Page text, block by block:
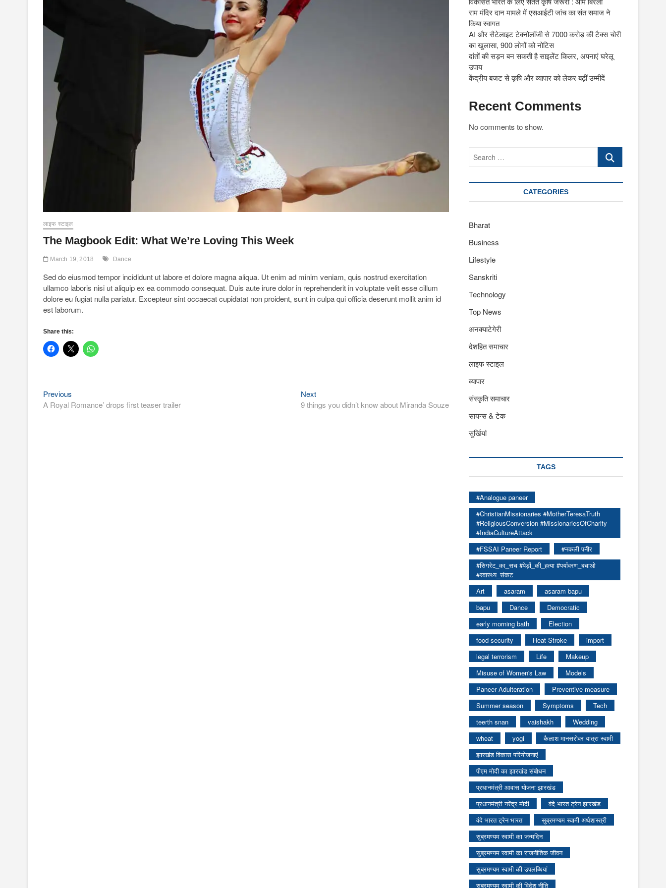
लाइफ स्टाइल
The Magbook Edit: What We’re Loving This Week
March 19, 2018 Dance
Sed do eiusmod tempor incididunt ut labore et dolore magna aliqua. Ut enim ad minim veniam, quis nostrud exercitation
ullamco laboris nisi ut aliquip ex ea commodo consequat. Duis aute irure dolor in reprehenderit in voluptate velit esse cillum
dolore eu fugiat nulla pariatur. Excepteur sint occaecat cupidatat non proident, sunt in culpa qui officia deserunt mollit anim id
est laborum.
Share this:
Post
navigation
Previous
post:
A Royal Romance’ drops first teaser trailer
NextNext
post:
9 things you didn’t know about Miranda Souze
राम मंदिर दान मामले में एसआईटी जांच का संत समाज ने
किया स्वागत
AI और सैटेलाइट टेक्नोलॉजी से 7000 करोड़ की टैक्स चोरी
का खुलासा, 900 लोगों को नोटिस
दांतों की सड़न बन सकती है साइलेंट किलर, अपनाएं घरेलू
उपाय
केंद्रीय बजट से कृषि और व्यापार को लेकर बढ़ीं उम्मीदें
Recent Comments
No comments to show.
Search
CATEGORIES
Bharat
Business
Lifestyle
Sanskriti
Technology
Top News
अनक्याटेगेरी
देशहित समाचार
लाइफ स्टाइल
व्यापार
संस्कृति समाचार
सायन्स & टेक
सुर्खियां
TAGS
#Analogue paneer
#ChristianMissionaries #MotherTeresaTruth
#ReligiousConversion #MissionariesOfCharity
#IndiaCultureAttack
#FSSAI Paneer Report
#नकली पनीर
#सिगरेट_का_सच #पेड़ों_की_हत्या #पर्यावरण_बचाओ
#स्वास्थ्य_संकट
Art
asaram
asaram bapu
bapu
Dance
Democratic
early morning bath
Election
food security
Heat Stroke
import
legal terrorism
Life
Makeup
Misuse of Women's Law
Models
Paneer Adulteration
Preventive measure
Summer season
Symptoms
Tech
teerth snan
vaishakh
Wedding
wheat
yogi
कैलाश मानसरोवर यात्रा स्वामी
झारखंड विकास परियोजनाएं
पीएम मोदी का झारखंड संबोधन
प्रधानमंत्री आवास योजना झारखंड
प्रधानमंत्री नरेंद्र मोदी
वंदे भारत ट्रेन झारखंड
वंदे भारत ट्रेन भारत
सुब्रमण्यम स्वामी अर्थशास्त्री
सुब्रमण्यम स्वामी का जन्मदिन
सुब्रमण्यम स्वामी का राजनीतिक जीवन
सुब्रमण्यम स्वामी की उपलब्धियां
सुब्रमण्यम स्वामी की विदेश नीति